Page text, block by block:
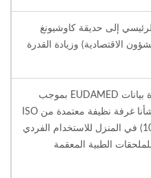
إلى حديقة كاوشيونغ
الاقتصادية) وزيادة القدرة
حصلنا على SRN من قاعدة بيانات EUDAMED بموجب
الامتثال الجديد لـ MDR. أنشأنا غرفة نظيفة معتمدة من ISO
14644 ISO 8 (فئة 100,000) في المنزل للاستخدام الفردي
الطبية المعقمة